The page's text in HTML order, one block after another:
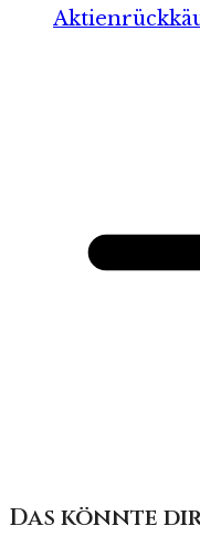
Das könnte